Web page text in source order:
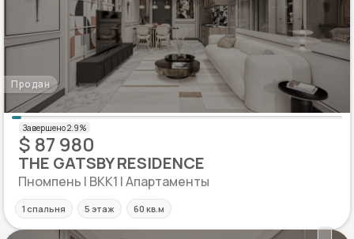
Продан
$ 87 980
THE GATSBY RESIDENCE
Пномпень | BKK1 | Апартаменты
1 спальня 5 этаж 60 кв.м